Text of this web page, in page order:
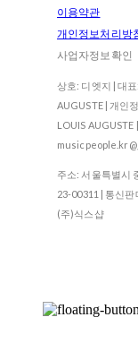
이용약관
개인정보처리방
사업자정보확인
상호: 디엣지 | 대
AUGUSTE | 개인
LOUIS
주소: 서울특별시
23-00311 | 통신판
(주)식스샵